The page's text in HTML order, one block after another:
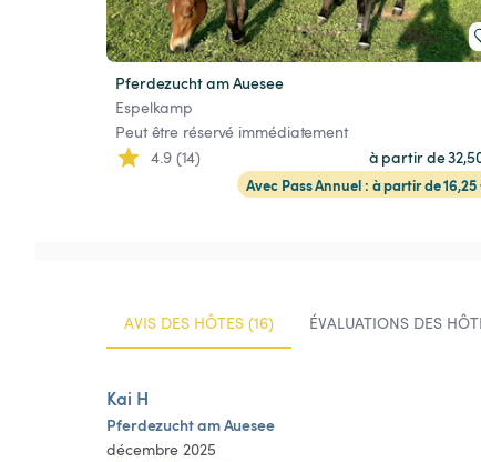
Pferdezucht am Auesee
Espelkamp
Peut être réservé immédiatement
4.9 (14)
à partir de
Avec Pass Annuel : à partir de
AVIS DES HÔTES (16) ÉVALUATIONS DES
Kai H
PferdezuchtamAuesee
décembre 2025